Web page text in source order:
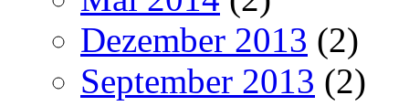
Dezember 2013 (2)
September 2013 (2)